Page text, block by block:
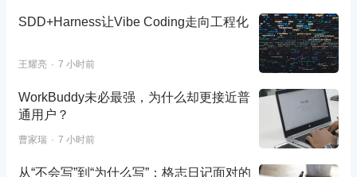
SDD+Harness让Vibe Coding走向工程化
王耀亮 7 小时前
WorkBuddy未必最强，为什么却更接近普
通用户？
曹家瑞 7 小时前
从“不会写”到“为什么写”：格志日记面对的